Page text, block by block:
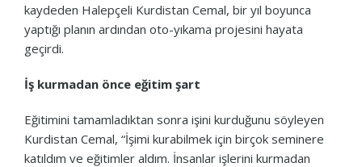
kaydeden Halepçeli Kurdistan Cemal, bir yıl boyunca
yaptığı planın ardından oto-yıkama projesini hayata
geçirdi.
İş kurmadan önce eğitim şart
Eğitimini tamamladıktan sonra işini kurduğunu söyleyen
Kurdistan Cemal, “İşimi kurabilmek için birçok seminere
katıldım ve eğitimler aldım. İnsanlar işlerini kurmadan